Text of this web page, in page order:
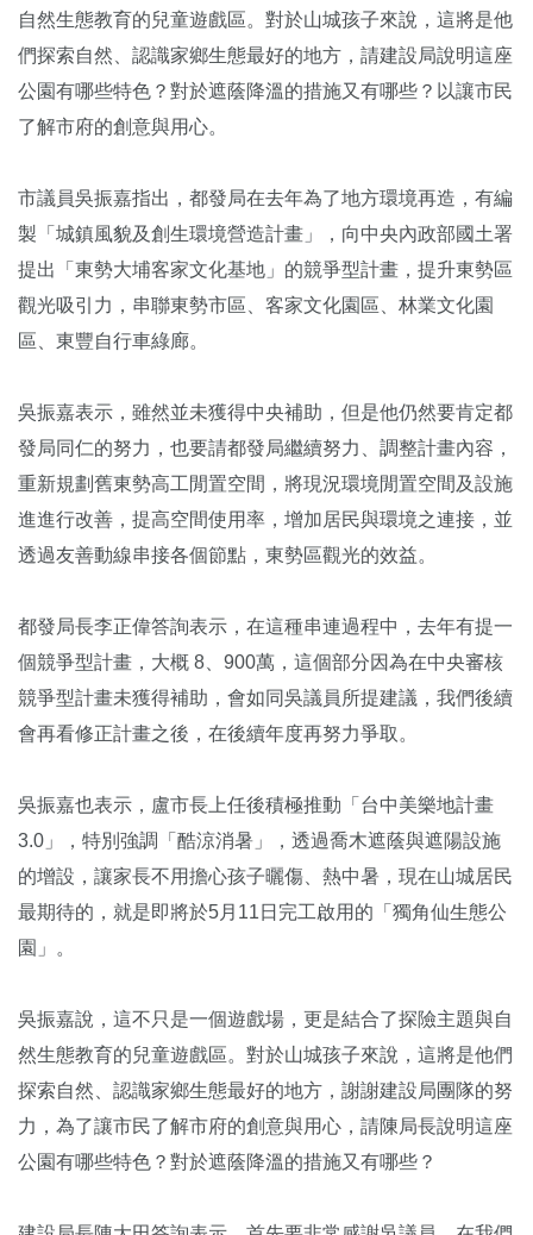
自然生態教育的兒童遊戲區。對於山城孩子來說，這將是他
們探索自然、認識家鄉生態最好的地方，請建設局說明這座
公園有哪些特色？對於遮蔭降溫的措施又有哪些？以讓市民
了解市府的創意與用心。
市議員吳振嘉指出，都發局在去年為了地方環境再造，有編
製「城鎮風貌及創生環境營造計畫」，向中央內政部國土署
提出「東勢大埔客家文化基地」的競爭型計畫，提升東勢區
觀光吸引力，串聯東勢市區、客家文化園區、林業文化園
區、東豐自行車綠廊。
吳振嘉表示，雖然並未獲得中央補助，但是他仍然要肯定都
發局同仁的努力，也要請都發局繼續努力、調整計畫內容，
重新規劃舊東勢高工閒置空間，將現況環境閒置空間及設施
進進行改善，提高空間使用率，增加居民與環境之連接，並
透過友善動線串接各個節點，東勢區觀光的效益。
都發局長李正偉答詢表示，在這種串連過程中，去年有提一
個競爭型計畫，大概 8、900萬，這個部分因為在中央審核
競爭型計畫未獲得補助，會如同吳議員所提建議，我們後續
會再看修正計畫之後，在後續年度再努力爭取。
吳振嘉也表示，盧市長上任後積極推動「台中美樂地計畫
3.0」，特別強調「酷涼消暑」，透過喬木遮蔭與遮陽設施
的增設，讓家長不用擔心孩子曬傷、熱中暑，現在山城居民
最期待的，就是即將於5月11日完工啟用的「獨角仙生態公
園」。
吳振嘉說，這不只是一個遊戲場，更是結合了探險主題與自
然生態教育的兒童遊戲區。對於山城孩子來說，這將是他們
探索自然、認識家鄉生態最好的地方，謝謝建設局團隊的努
力，為了讓市民了解市府的創意與用心，請陳局長說明這座
公園有哪些特色？對於遮蔭降溫的措施又有哪些？